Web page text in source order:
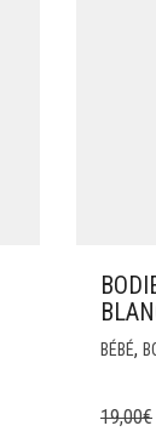
BÉBÉ,
19,00€